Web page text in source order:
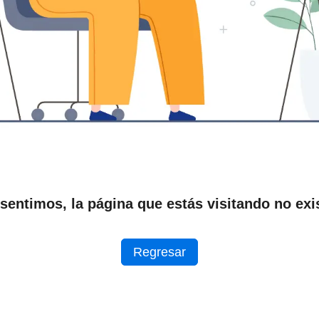
la página que estás visitando no
Regresar